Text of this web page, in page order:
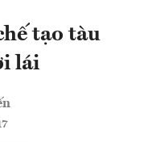
tạo tàu
lái